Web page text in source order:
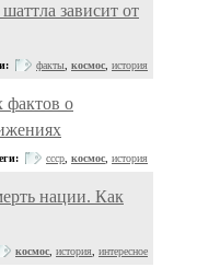
зависит от
факты космос история
фактов о
ссср космос история
нации. Как
космос история интересное